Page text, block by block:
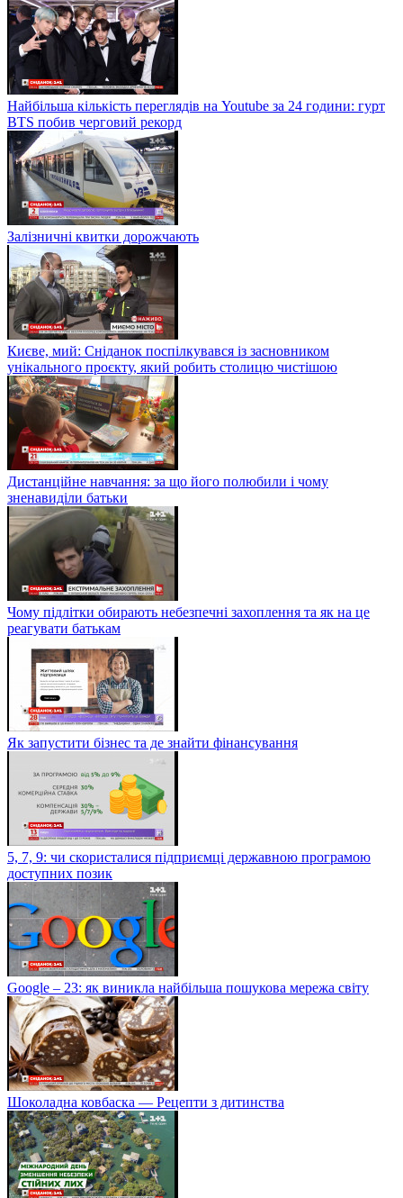
Найбільша кількість переглядів на Youtube за 24 години: гурт
BTS побив черговий рекорд
Залізничні квитки дорожчають
Києве, мий: Сніданок поспілкувався із засновником
унікального проєкту, який робить столицю чистішою
Дистанційне навчання: за що його полюбили і чому
зненавиділи батьки
Чому підлітки обирають небезпечні захоплення та як на це
реагувати батькам
Як запустити бізнес та де знайти фінансування
5, 7, 9: чи скористалися підприємці державною програмою
доступних позик
Google – 23: як виникла найбільша пошукова мережа світу
Шоколадна ковбаска — Рецепти з дитинства